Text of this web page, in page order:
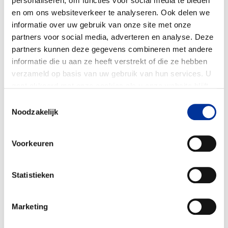
en om ons websiteverkeer te analyseren. Ook delen we
informatie over uw gebruik van onze site met onze
partners voor social media, adverteren en analyse. Deze
partners kunnen deze gegevens combineren met andere
informatie die u aan ze heeft verstrekt of die ze hebben
verzameld op basis van uw gebruik van hun services. U
Noodzakelijk
Voorkeuren
Statistieken
Marketing(Directe) dienst- en
hulpverlening
100%